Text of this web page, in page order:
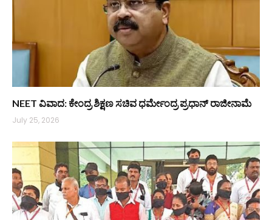
NEET ವಿವಾದ: ಕೇಂದ್ರ ಶಿಕ್ಷಣ ಸಚಿವ ಧರ್ಮೇಂದ್ರ ಪ್ರಧಾನ್ ರಾಜೀನಾಮೆ
July 25, 2026